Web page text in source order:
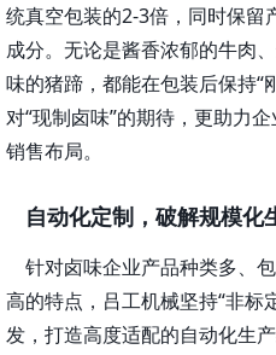
统真空包装的2-3倍，同时保留
成分。无论是酱香浓郁的牛肉
味的猪蹄，都能在包装后保持“
对“现制卤味”的期待，更助力
销售布局。
自动化定制，破解规模化
针对卤味企业产品种类多、
高的特点，吕工机械坚持“非标
发，打造高度适配的自动化生